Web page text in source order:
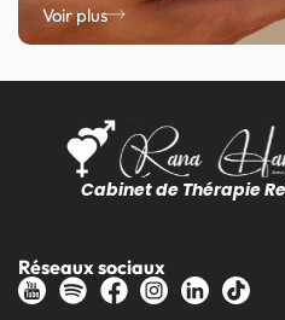
Voir plus
Cabinet de Thérapie
Réseaux sociaux